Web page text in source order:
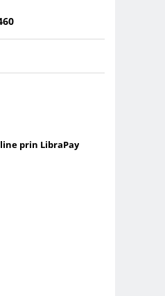
prin LibraPay